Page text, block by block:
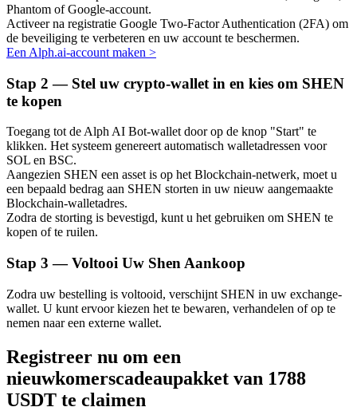
Grijp langetermijnwinst en flexibele belangen
Leer staken
Meer informatie over het verdienen van passief inkomen
Bitrue
AI
Bitrue-partners
Phantom of Google-account.
Activeer na registratie Google Two-Factor Authentication (2FA) om
de beveiliging te verbeteren en uw account te beschermen.
Een Alph.ai-account maken >
Stap 2 — Stel uw crypto-wallet in en kies om SHEN
te kopen
Toegang tot de Alph AI Bot-wallet door op de knop "Start" te
klikken. Het systeem genereert automatisch walletadressen voor
SOL en BSC.
Aangezien SHEN een asset is op het Blockchain-netwerk, moet u
een bepaald bedrag aan SHEN storten in uw nieuw aangemaakte
Blockchain-walletadres.
Zodra de storting is bevestigd, kunt u het gebruiken om SHEN te
kopen of te ruilen.
Stap 3 —Voltooi Uw Shen Aankoop
Zodra uw bestelling is voltooid, verschijnt SHEN in uw exchange-
wallet. U kunt ervoor kiezen het te bewaren, verhandelen of op te
nemen naar een externe wallet.
Registreer nu om een
nieuwkomerscadeaupakket van 1788
USDT te claimen